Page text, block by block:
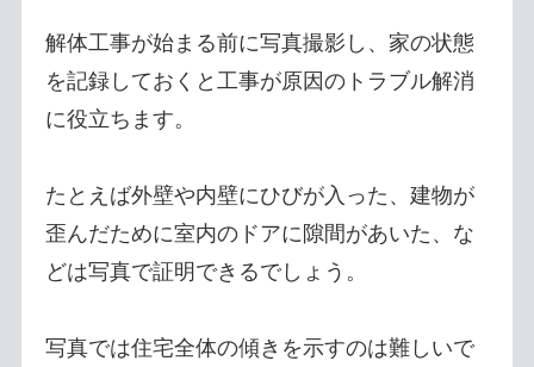
解体工事が始まる前に写真撮影し、家の状態
を記録しておくと工事が原因のトラブル解消
に役立ちます。
たとえば外壁や内壁にひびが入った、建物が
歪んだために室内のドアに隙間があいた、な
どは写真で証明できるでしょう。
写真では住宅全体の傾きを示すのは難しいで